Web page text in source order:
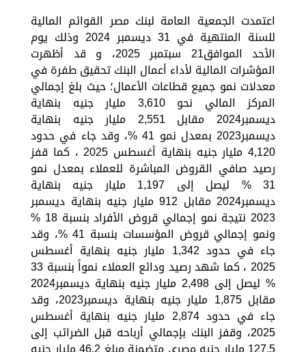
اعتمدت الجمعية العامة لبنك مصر القوائم المالية
للسنة المنتهية في 31 ديسمبر 2024 وذلك يوم
الأحد الموافق21 سبتمبر 2025، و قد أظهرت
المؤشرات المالية لأداء أعمال البنك تحقيق طفرة في
معدلات نمو جميع قطاعات الأعمال؛ حيث بلغ إجمالي
المركز المالي نحو 3,610 مليار جنيه بنهاية
ديسمبر2024 مقابل 2,551 مليار جنيه بنهاية
ديسمبر2023 بمعدل نمو 41 %، وقد جاء في حدود
4,120 مليار جنيه بنهاية أغسطس 2025 ، كما قفز
رصيد صافي القروض المباشرة للعملاء بمعدل نمو
31 % ليصل إلى 1,197 مليار جنيه بنهاية
ديسمبر2024 مقابل 912 مليار جنيه بنهاية ديسمبر
2023 نتيجة نمو إجمالي قروض الأفراد بنسبة 18 %
ونمو إجمالي قروض المؤسسات بنسبة 41 %، وقد
جاء في حدود 1,342 مليار جنيه بنهاية أغسطس
2025 ، كما شهد رصيد ودائع العملاء نمواً بنسبة 33
% ليصل إلى 2,498 مليار جنيه بنهاية ديسمبر2024
مقابل 1,875 مليار جنيه بنهاية ديسمبر2023، وقد
جاء في حدود 2,874 مليار جنيه بنهاية أغسطس
2025، وقفز البنك بإجمالي أرباحه قبل الضرائب إلى